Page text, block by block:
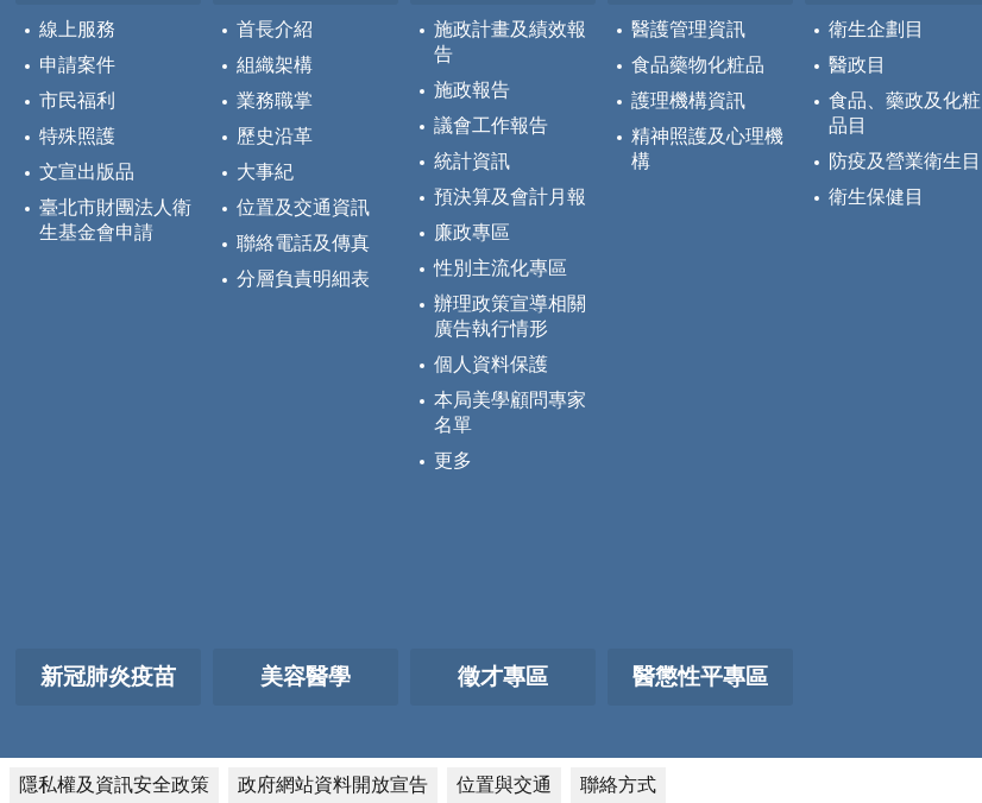
線上服務
申請案件
市民福利
特殊照護
文宣出版品
臺北市財團法人衛
生基金會申請
首長介紹
組織架構
業務職掌
歷史沿革
大事紀
位置及交通資訊
聯絡電話及傳真
分層負責明細表
施政計畫及績效報
告
施政報告
議會工作報告
統計資訊
預決算及會計月報
廉政專區
性別主流化專區
辦理政策宣導相關
廣告執行情形
個人資料保護
本局美學顧問專家
名單
更多
醫護管理資訊
食品藥物化粧品
護理機構資訊
精神照護及心理機
構
衛生企劃目
醫政目
食品、藥政及化粧
品目
防疫及營業衛生目
衛生保健目
新冠肺炎疫苗 美容醫學 徵才專區 醫懲性平專區
隱私權及資訊安全政策 政府網站資料開放宣告 位置與交通 聯絡方式